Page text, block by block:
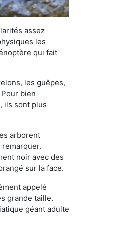
assez
les
qui fait
les guêpes,
bien
ils sont plus
arborent
remarquer.
noir avec des
sur la face.
appelé
grande taille.
géant adulte